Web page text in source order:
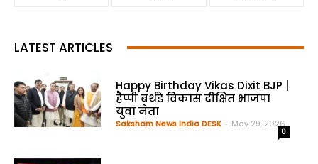
LATEST ARTICLES
Happy Birthday Vikas Dixit BJP |
हैप्पी बर्थडे विकास दीक्षित भाजपा
युवा नेता
Saksham News India DESK - May 29, 2026
0